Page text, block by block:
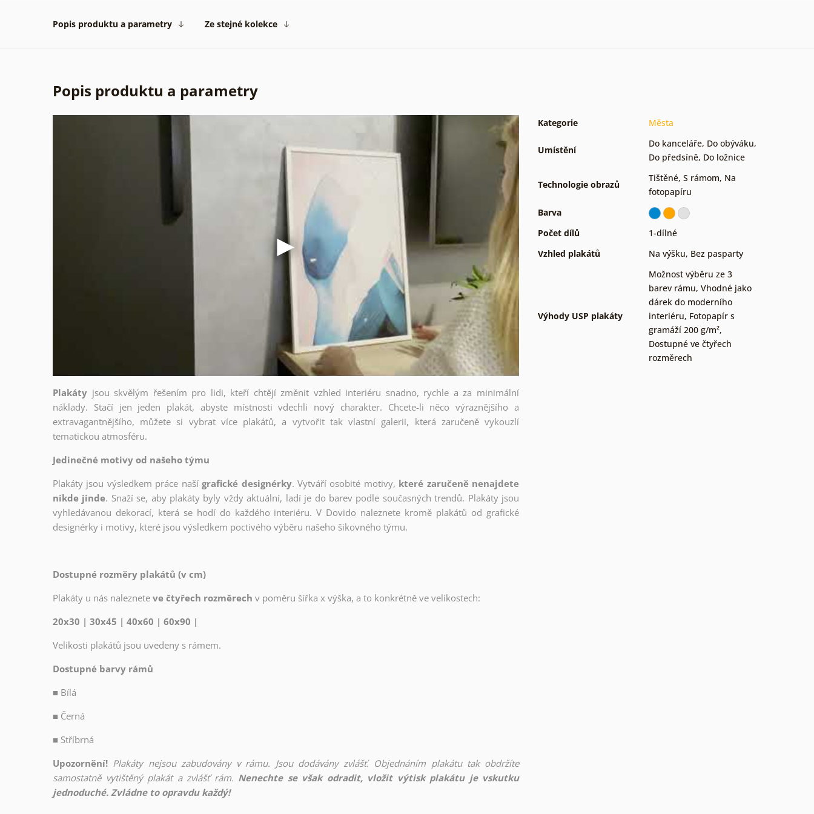
Popis produktu a parametry Ze stejné kolekce
Popis produktu a parametry
Plakáty jsou skvělým řešením pro lidi, kteří chtějí změnit vzhled interiéru snadno, rychle a za minimální
náklady. Stačí jen jeden plakát, abyste místnosti vdechli nový charakter. Chcete-li něco výraznějšího a
extravagantnějšího, můžete si vybrat více plakátů, a vytvořit tak vlastní galerii, která zaručeně vykouzlí
tematickou atmosféru.
Jedinečné motivy od našeho týmu
Plakáty jsou výsledkem práce naší grafické designérky. Vytváří osobité motivy, které zaručeně nenajdete
nikde jinde. Snaží se, aby plakáty byly vždy aktuální, ladí je do barev podle současných trendů. Plakáty jsou
vyhledávanou dekorací, která se hodí do každého interiéru. V Dovido naleznete kromě plakátů od grafické
designérky i motivy, které jsou výsledkem poctivého výběru našeho šikovného týmu.
Dostupné rozměry plakátů (v cm)
Plakáty u nás naleznete ve čtyřech rozměrech v poměru šířka x výška, a to konkrétně ve velikostech:
20x30 | 30x45 | 40x60 | 60x90 |
Velikosti plakátů jsou uvedeny s rámem.
Dostupné barvy rámů
■ Bílá
■ Černá
■ Stříbrná
Upozornění! Plakáty nejsou zabudovány v rámu. Jsou dodávány zvlášť. Objednáním plakátu tak obdržíte
samostatně vytištěný plakát a zvlášť rám. Nenechte se však odradit, vložit výtisk plakátu je vskutku
jednoduché. Zvládne to opravdu každý!
Kategorie Města
Umístění
Do kanceláře, Do obýváku,
Do předsíně, Do ložnice
Technologie obrazů
Tištěné, S rámom, Na
fotopapíru
Barva
Počet dílů
1-dílné
Vzhled plakátů
Na výšku, Bez pasparty
Výhody USP plakáty
Možnost výběru ze 3
barev rámu, Vhodné jako
dárek do moderního
interiéru, Fotopapír s
gramáží 200 g/m²,
Dostupné ve čtyřech
rozměrech